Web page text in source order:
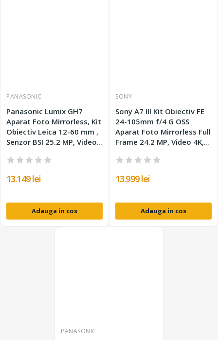
PANASONIC
Panasonic Lumix GH7
Aparat Foto Mirrorless, Kit
Obiectiv Leica 12-60 mm ,
Senzor BSI 25.2 MP, Video
13.149 lei
Adauga in cos
SONY
Sony A7 III Kit Obiectiv FE
24-105mm f/4 G OSS
Aparat Foto Mirrorless Full
Frame 24.2 MP, Video 4K,
13.999 lei
Adauga in cos
PANASONIC